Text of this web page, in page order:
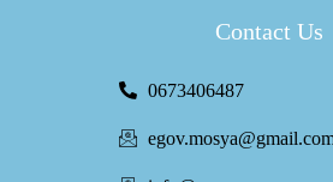
Contact Us
0673406487